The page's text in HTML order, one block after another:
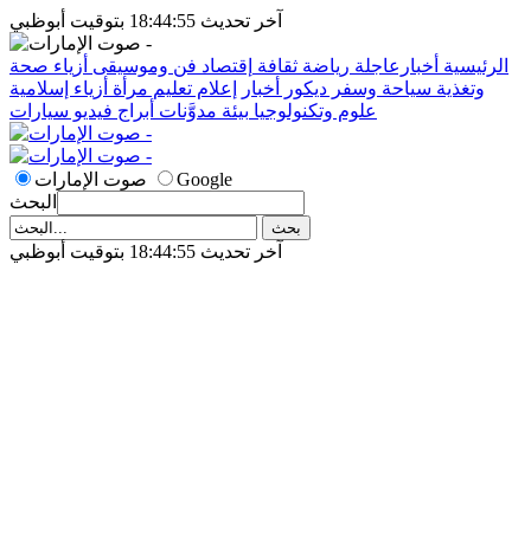
آخر تحديث 18:44:55 بتوقيت أبوظبي
الرئيسية أخبارعاجلة رياضة ثقافة إقتصاد فن وموسيقى أزياء صحة
وتغذية سياحة وسفر ديكور أخبار إعلام تعليم مرأة أزياء إسلامية
علوم وتكنولوجيا بيئة مدوَّنات أبراج فيديو سيارات
صوت الإمارات
Google
البحث
آخر تحديث 18:44:55 بتوقيت أبوظبي